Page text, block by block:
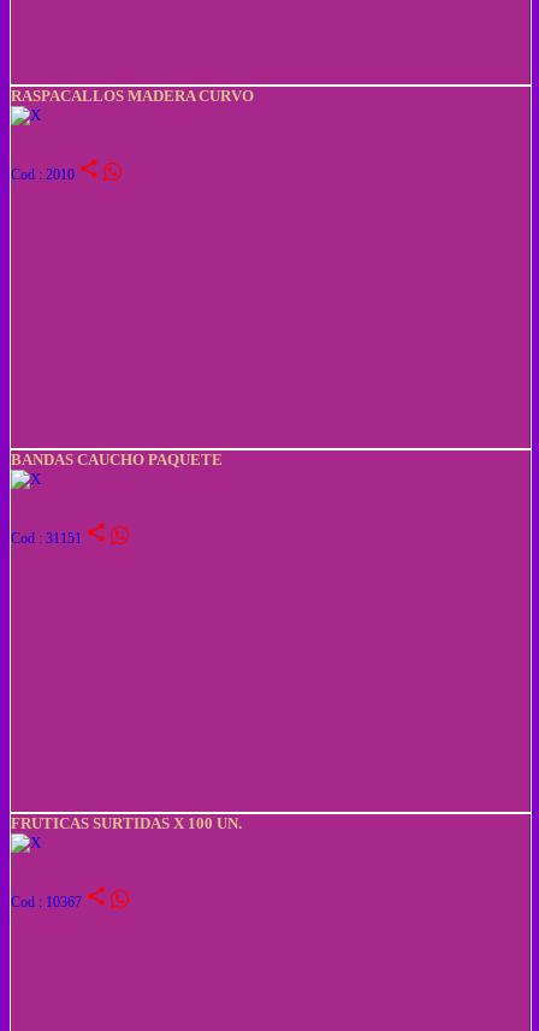
RASPACALLOS MADERA CURVO
Cod : 2010 share
BANDAS CAUCHO PAQUETE
Cod : 31151 share
FRUTICAS SURTIDAS X 100 UN.
Cod : 10367 share